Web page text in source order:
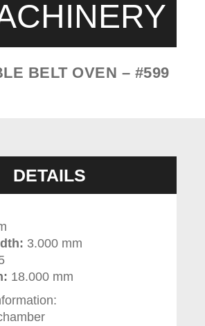
BELT OVEN – #599
DETAILS
3.000 mm
18.000 mm